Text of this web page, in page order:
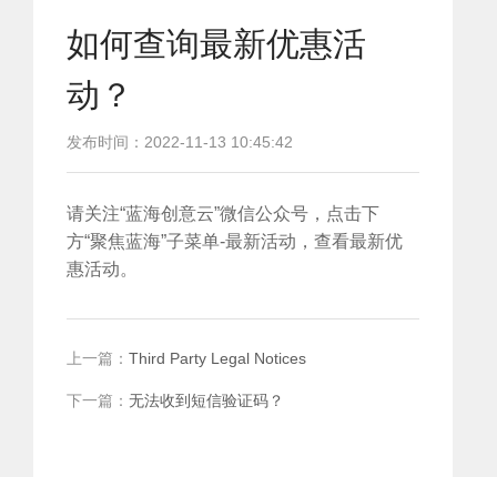
如何查询最新优惠活
动？
发布时间 ： 2022-11-13 10:45:42
请关注“蓝海创意云”微信公众号，点击下
方“聚焦蓝海”子菜单-最新活动，查看最新优
惠活动。
上一篇 ： Third Party Legal Notices
下一篇 ： 无法收到短信验证码？